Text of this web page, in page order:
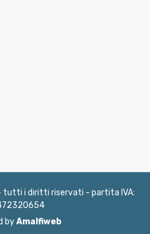
tutti i diritti riservati - partita IVA:
byAmalfiweb